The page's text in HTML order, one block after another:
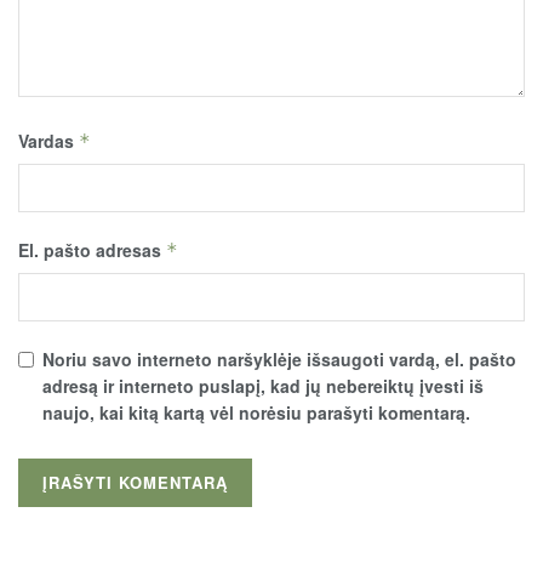
Vardas *
El. pašto adresas *
Noriu savo interneto naršyklėje išsaugoti vardą, el. pašto
adresą ir interneto puslapį, kad jų nebereiktų įvesti iš
naujo, kai kitą kartą vėl norėsiu parašyti komentarą.